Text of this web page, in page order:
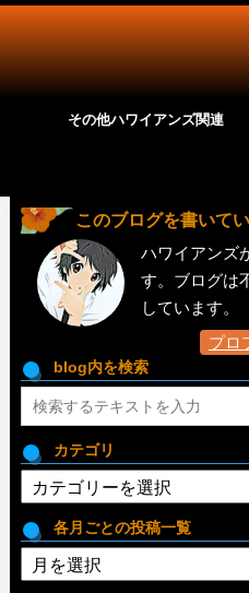
その他ハワイアンズ関連
このブログを書いて
ハワイアンズ
す。ブログは
しています。
プロ
blog内を検索
カテゴリ
テ
ゴ
リ
各月ごとの投稿一覧
各
月